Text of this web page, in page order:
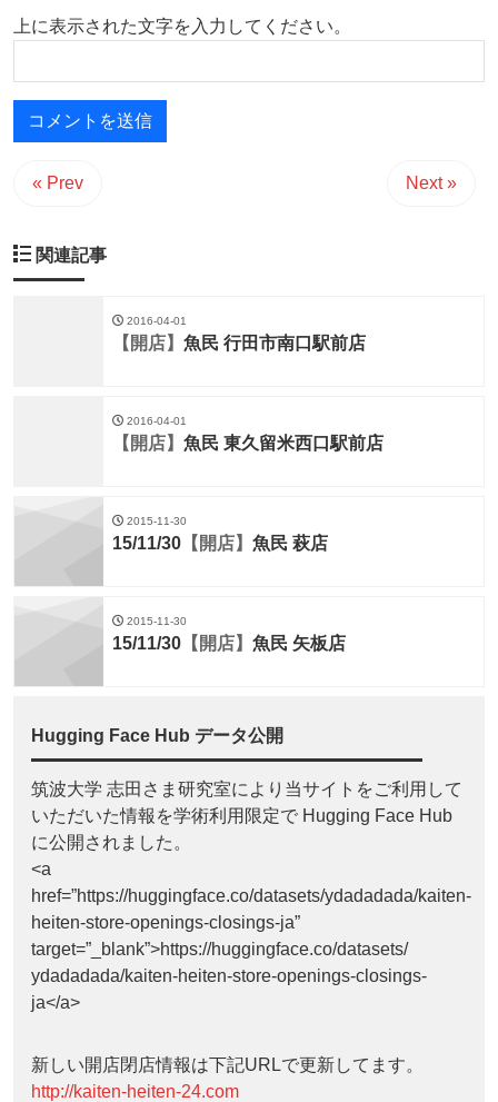
上に表示された文字を入力してください。
« Prev Next »
関連記事
2016-04-01
【開店】 魚民 行田市南口駅前店
2016-04-01
【開店】 魚民 東久留米西口駅前店
2015-11-30
15/11/30 【開店】 魚民 萩店
2015-11-30
15/11/30 【開店】 魚民 矢板店
Hugging Face Hub データ公開
筑波大学 志田さま研究室により当サイトをご利用して
いただいた情報を学術利用限定で Hugging Face Hub
に公開されました。
<a
href=”https://huggingface.co/datasets/ydadadada/kaiten-
heiten-store-openings-closings-ja”
target=”_blank”>https://huggingface.co/datasets/
ydadadada/kaiten-heiten-store-openings-closings-
ja</a>
新しい開店閉店情報は下記URLで更新してます。
http://kaiten-heiten-24.com